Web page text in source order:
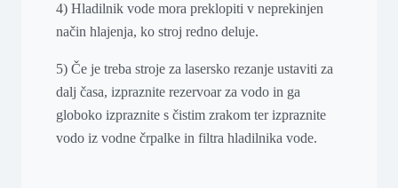
4) Hladilnik vode mora preklopiti v neprekinjen
način hlajenja, ko stroj redno deluje.
5) Če je treba stroje za lasersko rezanje ustaviti za
dalj časa, izpraznite rezervoar za vodo in ga
globoko izpraznite s čistim zrakom ter izpraznite
vodo iz vodne črpalke in filtra hladilnika vode.